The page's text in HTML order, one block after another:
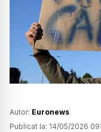
Autor: Euronews
Publicat la: 14/05/2026